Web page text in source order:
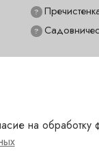
?
?
Сахар
на обработку